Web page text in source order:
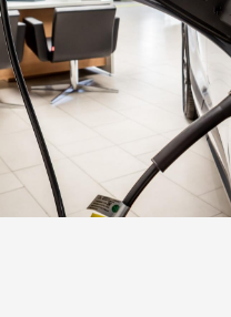
Adres
Koningsspil 6
7773 NK Hardenberg